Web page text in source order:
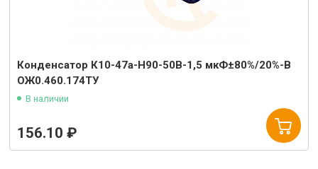
Конденсатор К10-47а-Н90-50В-1,5 мкФ±80%/20%-В
ОЖ0.460.174ТУ
В наличии
156.10 ₽